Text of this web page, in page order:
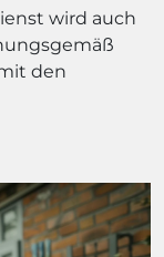
wird auch
den